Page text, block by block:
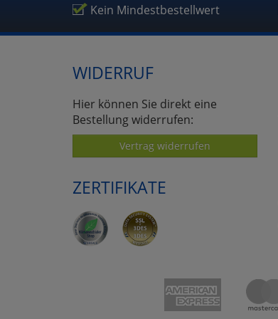
Kein Mindestbestellwert
WIDERRUF
Hier können Sie direkt eine
Bestellung widerrufen:
Vertrag widerrufen
ZERTIFIKATE